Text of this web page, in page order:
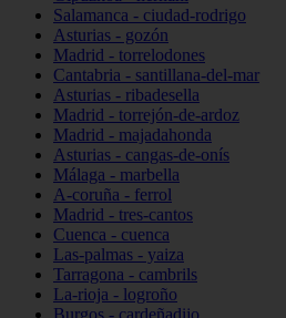
Salamanca - ciudad-rodrigo
Asturias - gozón
Madrid - torrelodones
Cantabria - santillana-del-mar
Asturias - ribadesella
Madrid - torrejón-de-ardoz
Madrid - majadahonda
Asturias - cangas-de-onís
Málaga - marbella
A-coruña - ferrol
Madrid - tres-cantos
Cuenca - cuenca
Las-palmas - yaiza
Tarragona - cambrils
La-rioja - logroño
Burgos - cardeñadijo